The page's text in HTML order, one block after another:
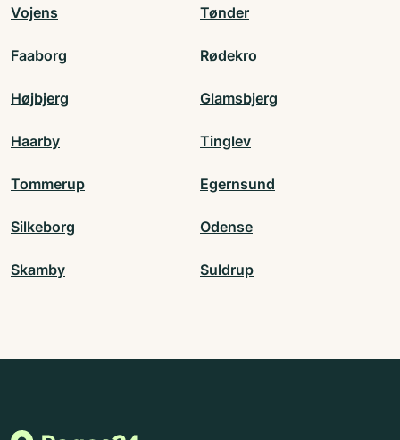
Vojens Tønder
Faaborg Rødekro
Højbjerg Glamsbjerg
Haarby Tinglev
Tommerup Egernsund
Silkeborg Odense
Skamby Suldrup